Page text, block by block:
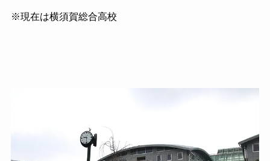
※現在は横須賀総合高校